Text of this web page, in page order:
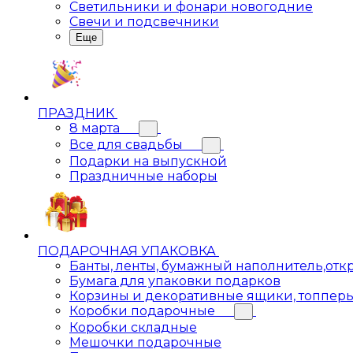
Светильники и фонари новогодние
Свечи и подсвечники
Еще
ПРАЗДНИК
8 марта
Все для свадьбы
Подарки на выпускной
Праздничные наборы
ПОДАРОЧНАЯ УПАКОВКА
Банты, ленты, бумажный
Бумага для упаковки подарков
Корзины и декоративные ящики,
Коробки подарочные
Коробки складные
Мешочки подарочные